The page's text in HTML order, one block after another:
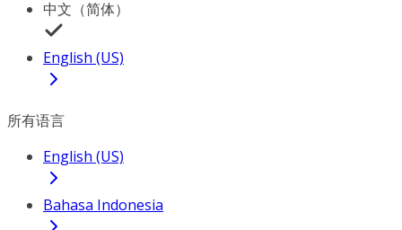
中文（简体）
English (US)
所有语言
English (US)
Bahasa Indonesia